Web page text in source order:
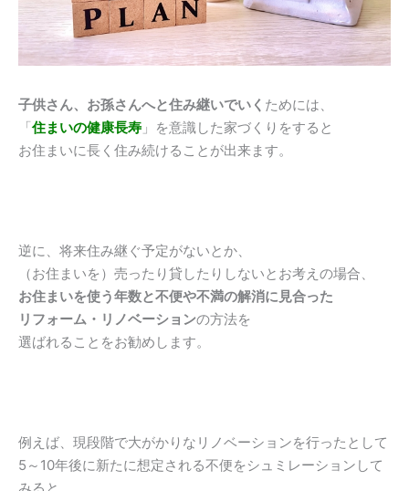
子供さん、お孫さんへと住み継いでいく ためには、
「住まいの健康長寿 」を意識した家づくりをすると
お住まいに長く住み続けることが出来ます。
逆に、将来住み継ぐ予定がないとか、
（お住まいを）売ったり貸したりしないとお考えの場合、
お住まいを使う年数と不便や不満の解消に見合った
リフォーム・リノベーションの方法を
選ばれることをお勧めします。
例えば、現段階で大がかりなリノベーションを行ったとして
5～10年後に新たに想定される不便をシュミレーションして